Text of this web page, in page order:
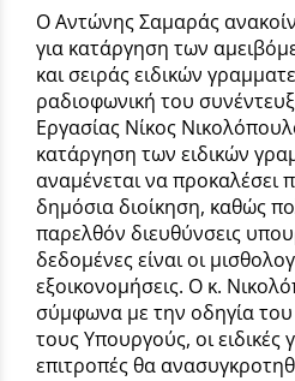
Ο Αντώνης Σαμαράς
για κατάργηση των
και σειράς ειδικών
ραδιοφωνική του
Εργασίας Νίκος
κατάργηση των ειδικών
αναμένεται να προκαλέσει
δημόσια διοίκηση, καθώς
παρελθόν διευθύνσεις
δεδομένες είναι οι
εξοικονομήσεις. Ο κ.
σύμφωνα με την οδηγία
τους Υπουργούς, οι ειδικές
επιτροπές θα